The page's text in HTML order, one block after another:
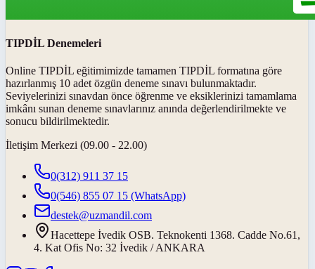
TIPDİL Denemeleri
Online TIPDİL eğitimimizde tamamen TIPDİL formatına göre
hazırlanmış 10 adet özgün deneme sınavı bulunmaktadır.
Seviyelerinizi sınavdan önce öğrenme ve eksiklerinizi tamamlama
imkânı sunan deneme sınavlarınız anında değerlendirilmekte ve
sonucu bildirilmektedir.
İletişim Merkezi (09.00 - 22.00)
0(312) 911 37 15
0(546) 855 07 15 (WhatsApp)
destek@uzmandil.com
Hacettepe İvedik OSB. Teknokenti 1368. Cadde No.61,
4. Kat Ofis No: 32 İvedik / ANKARA